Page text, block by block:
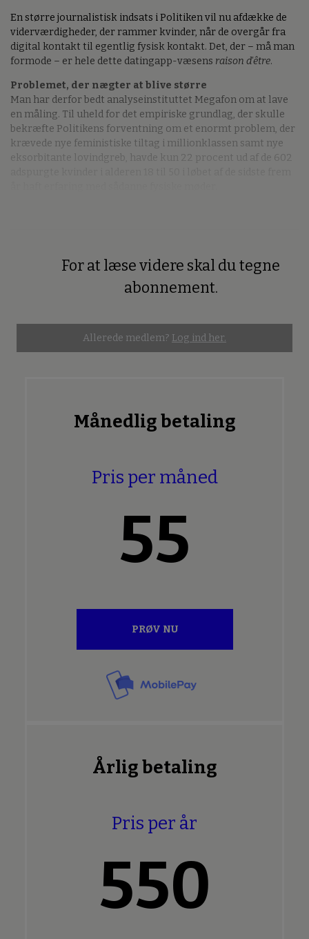
En større journalistisk indsats i Politiken vil nu afdække de
viderværdigheder, der rammer kvinder, når de overgår fra
digital kontakt til egentlig fysisk kontakt. Det, der – må man
formode – er hele dette datingapp-væsens raison d'être.
Problemet, der nægter at blive større
Man har derfor bedt analyseinstituttet Megafon om at lave
en måling. Til uheld for det empiriske grundlag, der skulle
bekræfte Politikens forventning om et enormt problem, der
krævede nye feministiske tiltag i millionklassen samt nye
eksorbitante lovindgreb, havde kun 22 procent ud af de 602
For at læse videre skal du tegne
abonnement.
Allerede medlem? Log ind her.
Månedlig betaling
Pris per måned
55
PRØV NU
Årlig betaling
Pris per år
550